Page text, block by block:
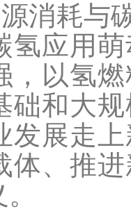
消耗与
氢应用
，以氢
础和大
发展走
体、推